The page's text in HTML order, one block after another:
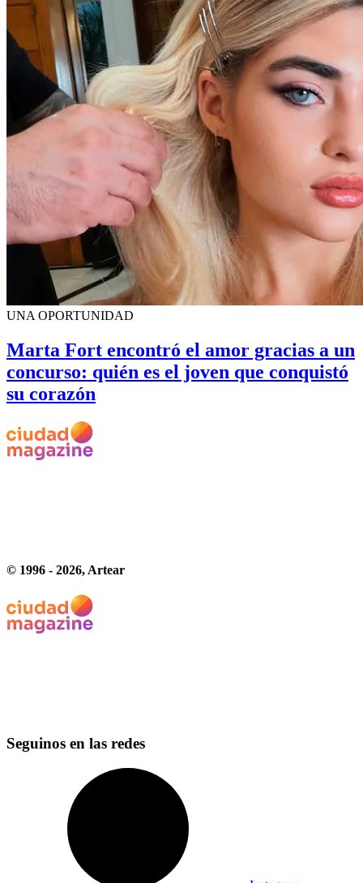
UNA OPORTUNIDAD
Marta Fort encontró el amor gracias a un
concurso: quién es el joven que conquistó
su corazón
© 1996 - 2026, Artear
Seguinos en las redes